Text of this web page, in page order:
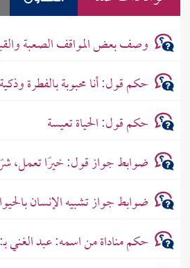
وصف بعض المواقف الصعبة
حكم قول: أنا محبوبة بالفطرة
حكم قول: الحياة تعيسة
ضوابط جواز قول: خيرًا تعمل،
ضوابط جواز تشبيه الإنسان
حكم مناداة من اسمه: عبد الغني